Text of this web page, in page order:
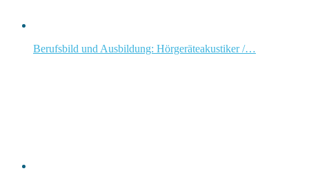
Berufsbild und Ausbildung: Hörgeräteakustiker /…